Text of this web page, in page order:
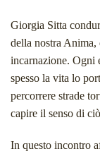
Giorgia Sitta
della nostra Anima,
incarnazione. Ogni
spesso la vita lo
percorrere strade
capire il senso di
In questo incontro